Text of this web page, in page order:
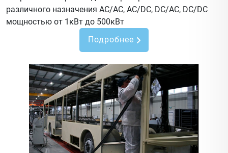
различного назначения AC/AC, AC/DC, DC/AC, DC/DC
мощностью от 1кВт до 500кВт
Подробнее